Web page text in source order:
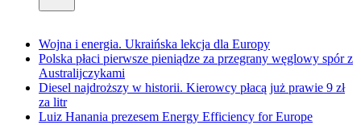
Wojna i energia. Ukraińska lekcja dla Europy
Polska płaci pierwsze pieniądze za przegrany węglowy spór z
Australijczykami
Diesel najdroższy w historii. Kierowcy płacą już prawie 9 zł
za litr
Luiz Hanania prezesem Energy Efficiency for Europe